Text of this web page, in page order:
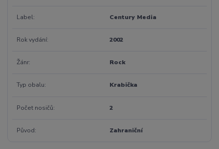
Label Century Media
Rok vydání 2002
Žánr Rock
Typ obalu Krabička
Počet nosičů 2
Původ Zahraniční